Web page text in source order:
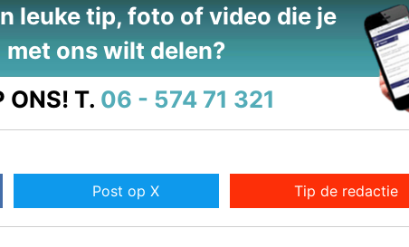
leuke tip, foto of video die je
met ons wilt delen?
ONS! T. 06 - 574 71 321
Post op X Tip de redactie